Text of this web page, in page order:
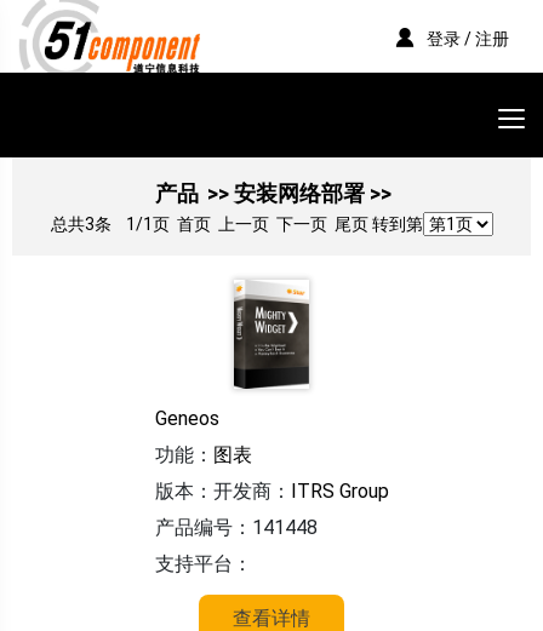
登录 / 注册
产品 >> 安装网络部署 >>
总共3条 1/1页 首页 上一页 下一页 尾页 转到第
Geneos
功能： 图表
版本： 开发商： ITRS Group
产品编号：141448
支持平台：
查看详情